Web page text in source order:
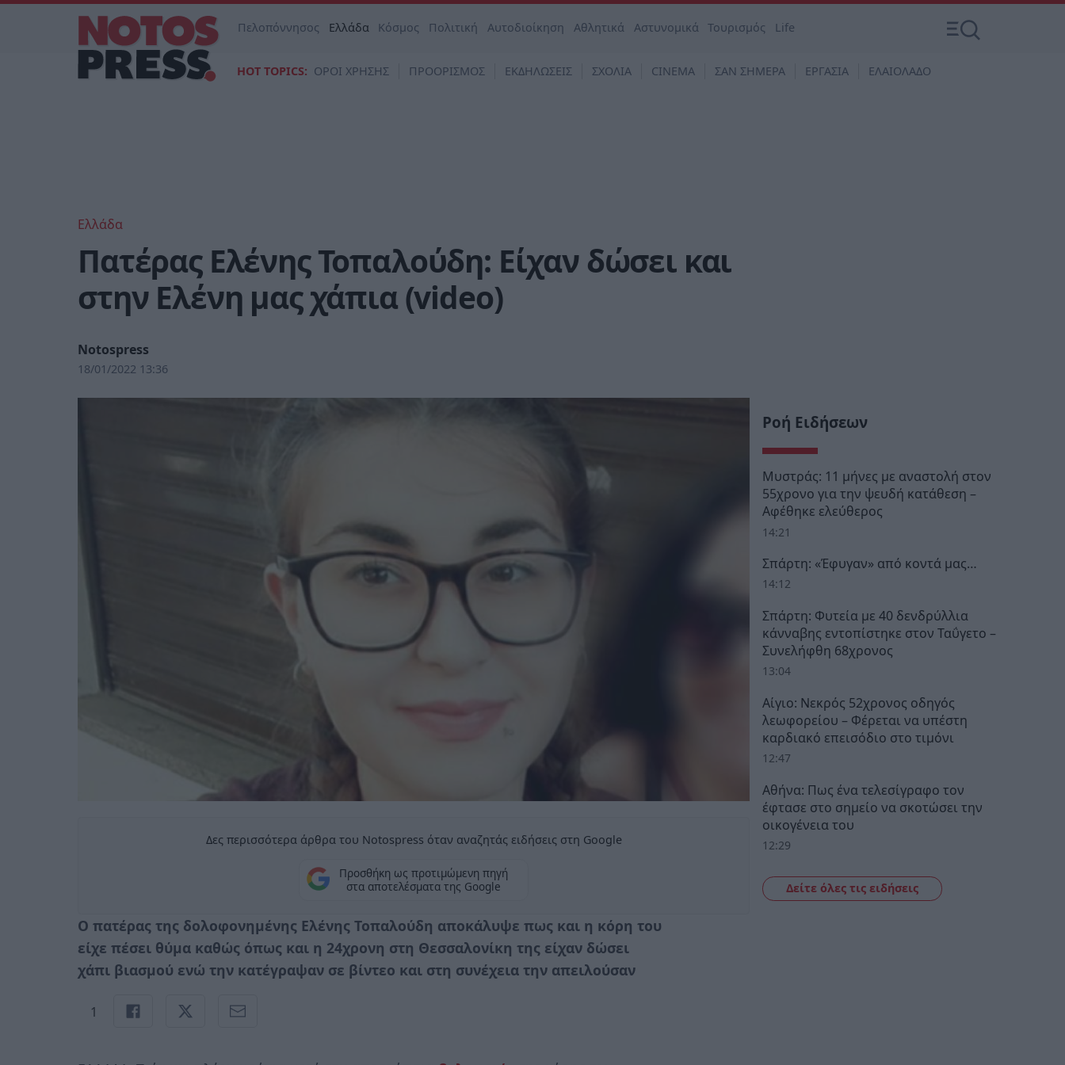
Πελοπόννησος Ελλάδα Κόσμος Πολιτική Αυτοδιοίκηση Αθλητικά Αστυνομικά Τουρισμός Life
HOT TOPICS: ΟΡΟΙ ΧΡΗΣΗΣ ΠΡΟΟΡΙΣΜΟΣ ΕΚΔΗΛΩΣΕΙΣ ΣΧΟΛΙΑ CINEMA ΣΑΝ ΣΗΜΕΡΑ ΕΡΓΑΣΙΑ ΕΛΑΙΟΛΑΔΟ
Ελλάδα
Πατέρας Ελένης Τοπαλούδη: Είχαν δώσει και
στην Ελένη μας χάπια (video)
Notospress
18/01/2022 13:36
Δες περισσότερα άρθρα του Notospress όταν αναζητάς ειδήσεις στη Google
Προσθήκη ως προτιμώμενη πηγή
στα αποτελέσματα της Google
Ο πατέρας της δολοφονημένης Ελένης Τοπαλούδη αποκάλυψε πως και η κόρη του
είχε πέσει θύμα καθώς όπως και η 24χρονη στη Θεσσαλονίκη της είχαν δώσει
χάπι βιασμού ενώ την κατέγραψαν σε βίντεο και στη συνέχεια την απειλούσαν
1
Ροή Ειδήσεων
Μυστράς: 11 μήνες με αναστολή στον
55χρονο για την ψευδή κατάθεση –
Αφέθηκε ελεύθερος
14:21
Σπάρτη: «Έφυγαν» από κοντά μας…
14:12
Σπάρτη: Φυτεία με 40 δενδρύλλια
κάνναβης εντοπίστηκε στον Ταΰγετο –
Συνελήφθη 68χρονος
13:04
Αίγιο: Νεκρός 52χρονος οδηγός
λεωφορείου – Φέρεται να υπέστη
καρδιακό επεισόδιο στο τιμόνι
12:47
Αθήνα: Πως ένα τελεσίγραφο τον
έφτασε στο σημείο να σκοτώσει την
οικογένεια του
12:29
Δείτε όλες τις ειδήσεις